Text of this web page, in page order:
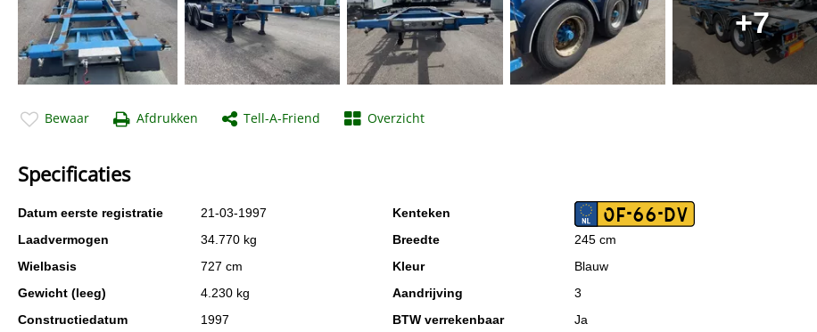
+7
Bewaar Afdrukken Tell-A-Friend Overzicht
Specificaties
Datum eerste registratie 21-03-1997 Kenteken OF-66-DV
Laadvermogen 34.770 kg Breedte
245 cm
Wielbasis
727 cm Kleur
Blauw
Gewicht (leeg)
4.230 kg Aandrijving
3
Constructiedatum
1997 BTW verrekenbaar Ja